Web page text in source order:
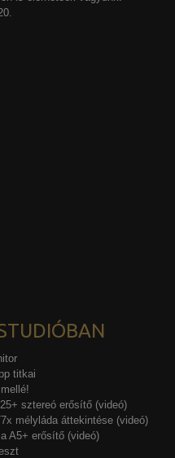
titkai
sztereó erősítő (videó)
mélyláda áttekintése (videó)
A5+ erősítő (videó)